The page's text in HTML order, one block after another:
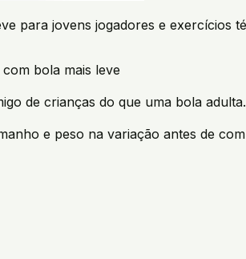
para jovens jogadores e exercícios
bola mais leve
de crianças do que uma bola adulta.
e peso na variação antes de